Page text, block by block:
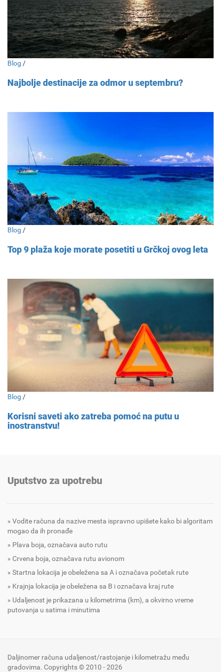
Blog /
Najbolje destinacije za odmor u septembru?
Blog /
Top 9 plaža koje morate posetiti u Grčkoj ovog leta
Blog /
Korisni saveti ako zatreba pomoć na putu u
inostranstvu!
Uputstvo za upotrebu
Vodite računa da nazive mesta ispravno upišete kako bi algoritam
mogao da ih pronađe
Plava boja, označava auto rutu
Crvena boja, označava rutu avionom
Startna lokacija je obeležena sa A i označava početak rute
Krajnja lokacija je obeležena sa B i označava kraj rute
Udaljenost je prikazana u kilometrima (km), a okvirno vreme
putovanja u satima i minutima
Daljinomer računa udaljenost/rastojanje i kilometražu među
gradovima. Copyrights © 2010 - 2026